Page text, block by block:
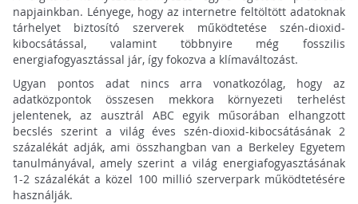
napjainkban. Lényege, hogy az internetre feltöltött adatoknak
tárhelyet biztosító szerverek működtetése szén-dioxid-
kibocsátással, valamint többnyire még fosszilis
energiafogyasztással jár, így fokozva a klímaváltozást.
Ugyan pontos adat nincs arra vonatkozólag, hogy az
adatközpontok összesen mekkora környezeti terhelést
jelentenek, az ausztrál ABC egyik műsorában elhangzott
becslés szerint a világ éves szén-dioxid-kibocsátásának 2
százalékát adják, ami összhangban van a Berkeley Egyetem
tanulmányával, amely szerint a világ energiafogyasztásának
1-2 százalékát a közel 100 millió szerverpark működtetésére
használják.